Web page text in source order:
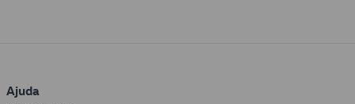
Ajuda